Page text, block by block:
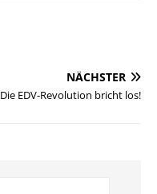
NÄCHSTER
Die EDV-Revolution bricht los!